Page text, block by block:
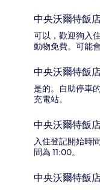
中央沃爾特飯
可以，歡迎狗入
動物免費。可能
中央沃爾特飯
是的。自助停車
充電站。
中央沃爾特飯
入住登記開始時
間為 11:00。
中央沃爾特飯